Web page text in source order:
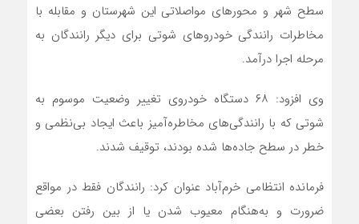
سطح شهر و محورهای مواصلاتی این شهرستان و مقابله با
مخاطرات رانندگی خودروهای شوتی برای دیگر رانندگان به
مرحله اجرا درآمد.
وی افزود: ۶۸ دستگاه خودروی تغییر وضعیت موسوم به
شوتی که با رانندگی‌های مخاطره‌آمیز باعث ایجاد بی‌نظمی و
خطر در سطح جاده‌ها شده بودند، توقیف شدند.
فرمانده انتظامی خرم‌آباد عنوان کرد: رانندگان فقط در مواقع
ضرورت و به‌هنگام معیوب ‎‌شدن یا از بین رفتن بعضی